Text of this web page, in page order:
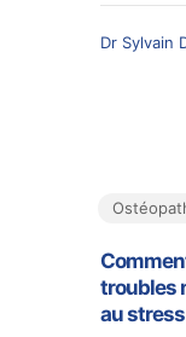
Dr Sylvain
troubles
au stress